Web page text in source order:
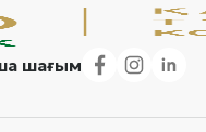
шағым